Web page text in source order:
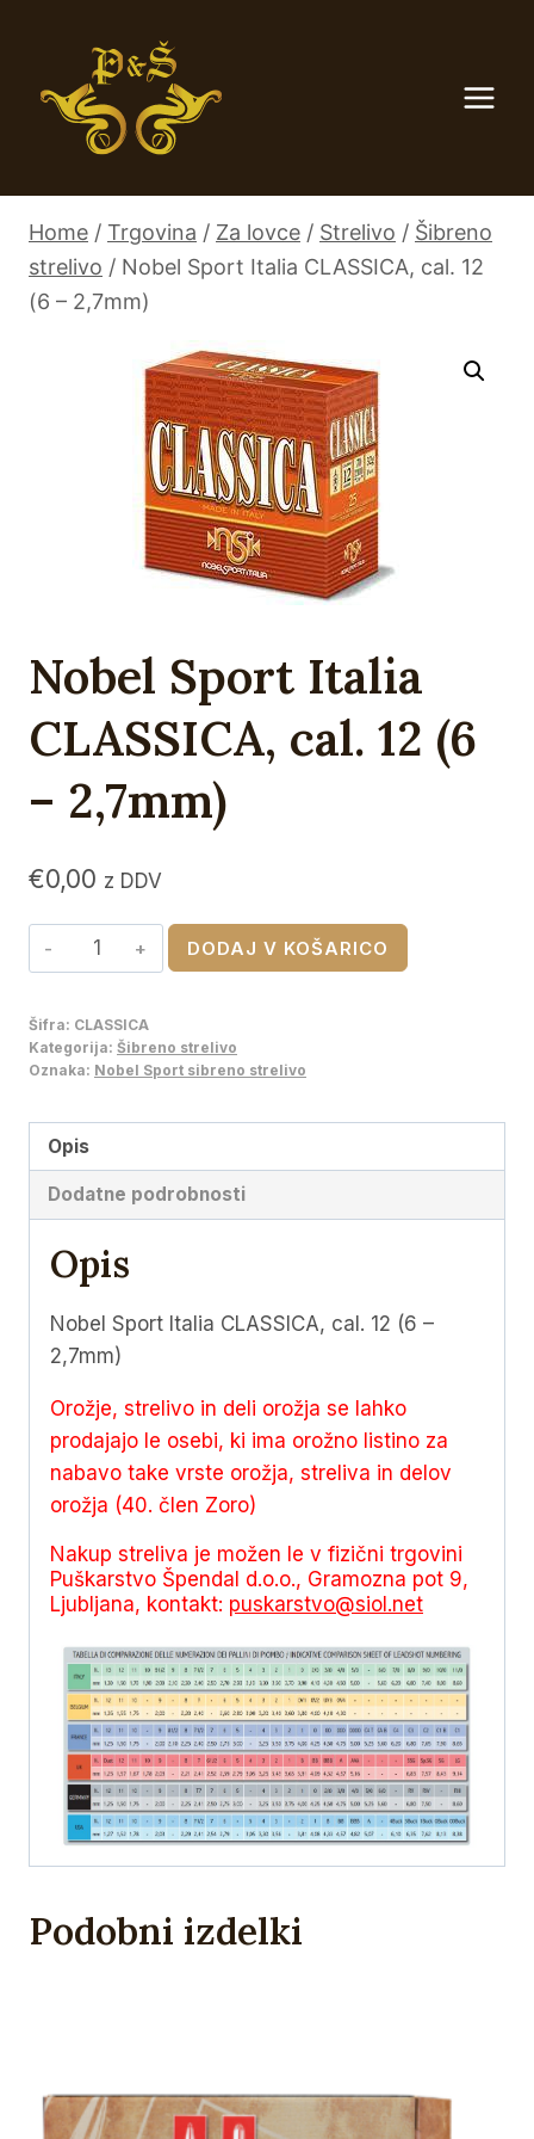
Home / Trgovina / Za lovce / Strelivo / Šibreno
strelivo / Nobel Sport Italia CLASSICA, cal. 12
(6 – 2,7mm)
Nobel Sport Italia
CLASSICA, cal. 12 (6
– 2,7mm)
€0,00 z DDV
Nobel
Sport
CLASSICA,
cal.
(6
–
2,7mm)
DODAJ V KOŠARICO
Šifra: CLASSICA
Kategorija: Šibreno strelivo
Oznaka: Nobel Sport sibreno strelivo
Opis
Dodatne podrobnosti
Opis
Nobel Sport Italia CLASSICA, cal. 12 (6 –
2,7mm)
Orožje, strelivo in deli orožja se lahko
prodajajo le osebi, ki ima orožno listino za
nabavo take vrste orožja, streliva in delov
orožja (40. člen Zoro)
Nakup streliva je možen le v fizični trgovini
Puškarstvo Špendal d.o.o., Gramozna pot 9,
Ljubljana, kontakt: puskarstvo@siol.net
Podobni izdelki